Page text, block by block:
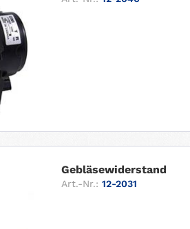
Gebläsewiderstand
Art.-Nr.: 12-2031